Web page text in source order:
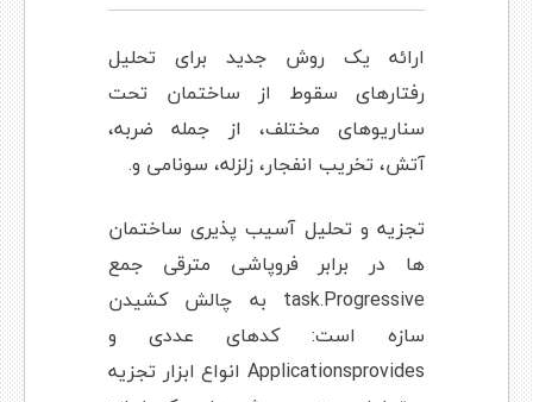
ارائه یک روش جدید برای تحلیل
رفتارهای سقوط از ساختمان تحت
سناریوهای مختلف، از جمله ضربه،
آتش، تخریب انفجار، زلزله، سونامی و.
تجزیه و تحلیل آسیب پذیری ساختمان
ها در برابر فروپاشی مترقی جمع
task.Progressive به چالش کشیدن
سازه است: کدهای عددی و
Applicationsprovides انواع ابزار تجزیه